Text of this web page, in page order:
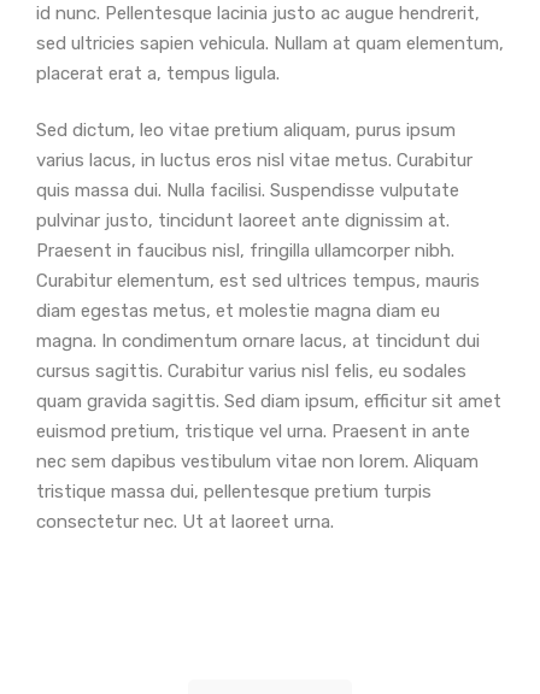
id nunc. Pellentesque lacinia justo ac augue hendrerit,
sed ultricies sapien vehicula. Nullam at quam elementum,
placerat erat a, tempus ligula.
Sed dictum, leo vitae pretium aliquam, purus ipsum
varius lacus, in luctus eros nisl vitae metus. Curabitur
quis massa dui. Nulla facilisi. Suspendisse vulputate
pulvinar justo, tincidunt laoreet ante dignissim at.
Praesent in faucibus nisl, fringilla ullamcorper nibh.
Curabitur elementum, est sed ultrices tempus, mauris
diam egestas metus, et molestie magna diam eu
magna. In condimentum ornare lacus, at tincidunt dui
cursus sagittis. Curabitur varius nisl felis, eu sodales
quam gravida sagittis. Sed diam ipsum, efficitur sit amet
euismod pretium, tristique vel urna. Praesent in ante
nec sem dapibus vestibulum vitae non lorem. Aliquam
tristique massa dui, pellentesque pretium turpis
consectetur nec. Ut at laoreet urna.